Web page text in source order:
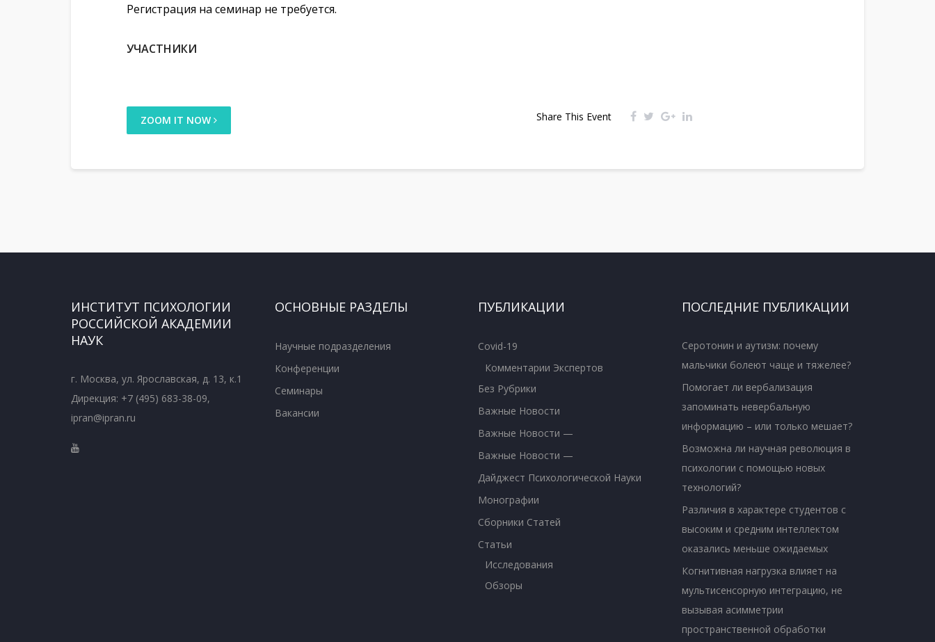
Регистрация на семинар не требуется.
УЧАСТНИКИ
ZOOM IT NOW Share This Event
ИНСТИТУТ ПСИХОЛОГИИ
РОССИЙСКОЙ АКАДЕМИИ
НАУК
г. Москва, ул. Ярославская, д. 13, к.1
Дирекция: +7 (495) 683-38-09,
ipran@ipran.ru
ОСНОВНЫЕ РАЗДЕЛЫ
Научные подразделения
Конференции
Семинары
Вакансии
ПУБЛИКАЦИИ
Covid-19
Комментарии Экспертов
Без Рубрики
Важные Новости
Важные Новости —
Важные Новости —
Дайджест Психологической Науки
Монографии
Сборники Статей
Статьи
Исследования
Обзоры
ПОСЛЕДНИЕ ПУБЛИКАЦИИ
Серотонин и аутизм: почему
мальчики болеют чаще и тяжелее?
Помогает ли вербализация
запоминать невербальную
информацию – или только мешает?
Возможна ли научная революция в
психологии с помощью новых
технологий?
Различия в характере студентов с
высоким и средним интеллектом
оказались меньше ожидаемых
Когнитивная нагрузка влияет на
мультисенсорную интеграцию, не
вызывая асимметрии
пространственной обработки